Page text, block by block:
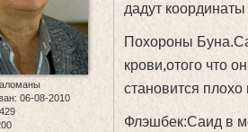
: 06-08-2010
дадут
Похороны
крови,отого что
становится плохо
Флэшбек:Саид в